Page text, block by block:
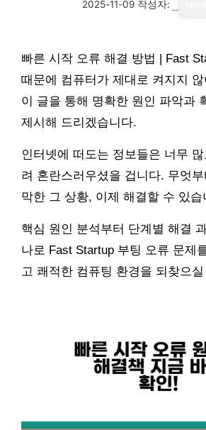
2025-11-09 작성자:
빠른 시작 오류 해결 방법 | Fast
때문에 컴퓨터가 제대로 켜지지
이 글을 통해 명확한 원인 파악과
제시해 드리겠습니다.
인터넷에 떠도는 정보들은 너무
려 혼란스러우셨을 겁니다. 무엇
막한 그 상황, 이제 해결할 수 있습
핵심 원인 분석부터 단계별 해결
나로 Fast Startup 부팅 오류 문제
고 쾌적한 컴퓨팅 환경을 되찾으